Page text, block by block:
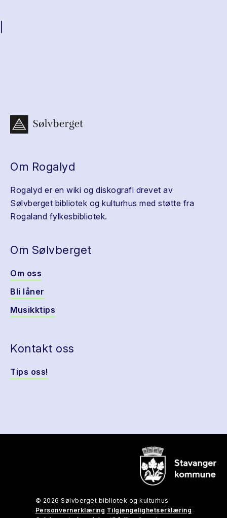
Om Rogalyd
Rogalyd er en wiki og diskografi drevet av
Sølvberget bibliotek og kulturhus med støtte fra
Rogaland fylkesbibliotek.
Om Sølvberget
Om oss
Bli låner
Musikktips
Kontakt oss
Tips oss!
© 2026 Sølvberget bibliotek og kulturhus
Personvernerklæring Tilgjengelighetserklæring